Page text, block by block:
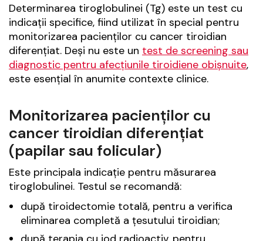
Determinarea tiroglobulinei (Tg) este un test cu
indicații specifice, fiind utilizat în special pentru
monitorizarea pacienților cu cancer tiroidian
diferențiat. Deși nu este un test de screening sau
diagnostic pentru afecțiunile tiroidiene obișnuite,
este esențial în anumite contexte clinice.
Monitorizarea pacienților cu
cancer tiroidian diferențiat
(papilar sau folicular)
Este principala indicație pentru măsurarea
tiroglobulinei. Testul se recomandă:
după tiroidectomie totală, pentru a verifica
eliminarea completă a țesutului tiroidian;